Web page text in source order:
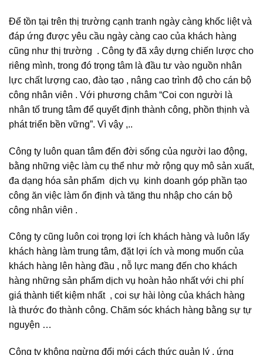
Để tồn tại trên thị trường cạnh tranh ngày càng khốc liệt và
đáp ứng được yêu cầu ngày càng cao của khách hàng
cũng như thị trường . Công ty đã xây dựng chiến lược cho
riêng mình, trong đó trọng tâm là đầu tư vào nguồn nhân
lực chất lượng cao, đào tạo , nâng cao trình độ cho cán bộ
công nhân viên . Với phương châm “Coi con người là
nhân tố trung tâm để quyết định thành công, phồn thịnh và
phát triển bền vững”. Vì vậy ,..
Công ty luôn quan tâm đến đời sống của người lao động,
bằng những việc làm cụ thể như mở rộng quy mô sản xuất,
đa dạng hóa sản phẩm dịch vụ kinh doanh góp phần tạo
công ăn việc làm ổn định và tăng thu nhập cho cán bộ
công nhân viên .
Công ty cũng luôn coi trọng lợi ích khách hàng và luôn lấy
khách hàng làm trung tâm, đặt lợi ích và mong muốn của
khách hàng lên hàng đầu , nỗ lực mang đến cho khách
hàng những sản phẩm dịch vụ hoàn hảo nhất với chi phí
giá thành tiết kiệm nhất , coi sự hài lòng của khách hàng
là thước đo thành công. Chăm sóc khách hàng bằng sự tự
nguyện …
Công ty không ngừng đổi mới cách thức quản lý , ứng